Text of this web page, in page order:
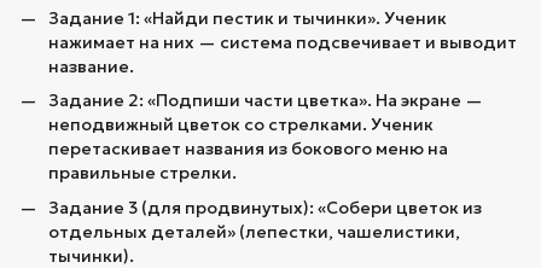
Задание 1: «Найди пестик и тычинки». Ученик
нажимает на них — система подсвечивает и выводит
название.
Задание 2: «Подпиши части цветка». На экране —
неподвижный цветок со стрелками. Ученик
перетаскивает названия из бокового меню на
правильные стрелки.
Задание 3 (для продвинутых): «Собери цветок из
отдельных деталей» (лепестки, чашелистики,
тычинки).